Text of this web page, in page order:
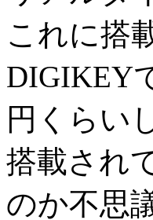
これに搭
DIGIKEY
円くらい
搭載され
のか不思